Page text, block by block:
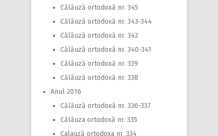
Călăuză ortodoxă nr. 345
Călăuză ortodoxă nr. 343-344
Călăuză ortodoxă nr. 342
Călăuză ortodoxă nr. 340-341
Călăuză ortodoxă nr. 339
Călăuză ortodoxă nr. 338
Anul 2016
Călăuză ortodoxă nr. 336-337
Călăuza ortodoxă nr. 335
Calauză ortodoxa nr. 334